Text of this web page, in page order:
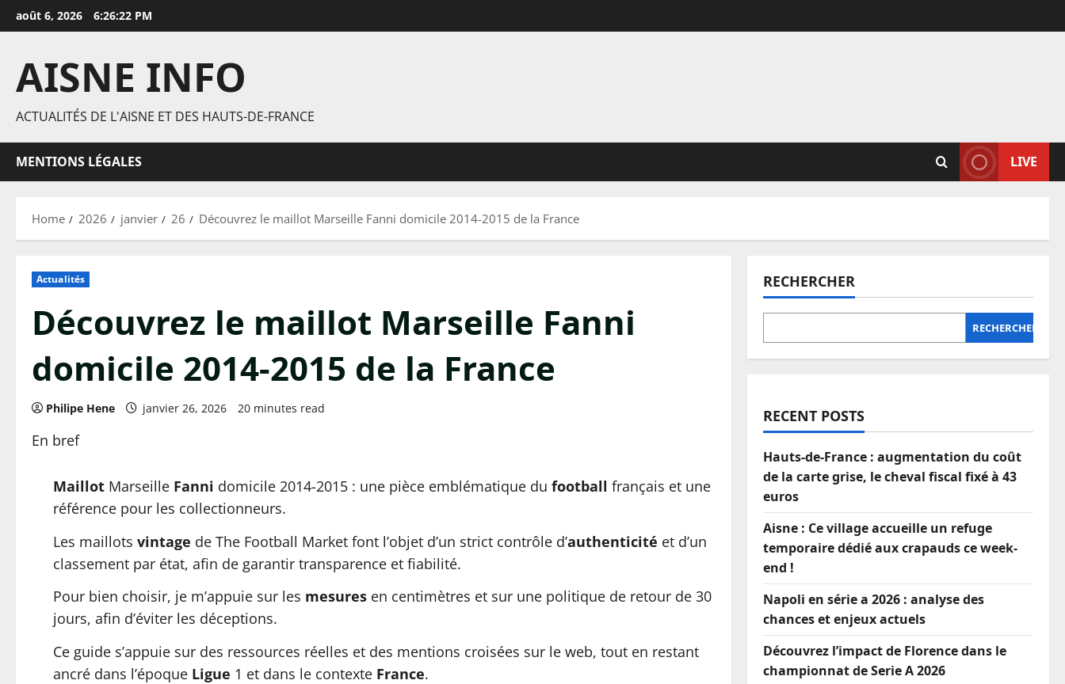
to
août 6, 2026 6:26:23 PM
AISNE INFO
ACTUALITÉS DE L'AISNE ET DES HAUTS-DE-FRANCE
MENTIONS LÉGALES LIVE
Home 2026 janvier 26 Découvrez le maillot Marseille Fanni domicile 2014-2015 de la France
Actualités
Découvrez le maillot Marseille Fanni
domicile 2014-2015 de la France
Philipe Hene janvier 26, 2026 20 minutes read
En bref
Maillot Marseille Fanni domicile 2014-2015 : une pièce emblématique du football français et une
référence pour les collectionneurs.
Les maillots vintage de The Football Market font l’objet d’un strict contrôle d’authenticité et d’un
classement par état, afin de garantir transparence et fiabilité.
Pour bien choisir, je m’appuie sur les mesures en centimètres et sur une politique de retour de 30
jours, afin d’éviter les déceptions.
Ce guide s’appuie sur des ressources réelles et des mentions croisées sur le web, tout en restant
ancré dans l’époque Ligue 1 et dans le contexte France.
RECHERCHER
RECHERCHER
RECENT POSTS
Hauts-de-France : augmentation du coût
de la carte grise, le cheval fiscal fixé à 43
euros
Aisne : Ce village accueille un refuge
temporaire dédié aux crapauds ce week-
end !
Napoli en série a 2026 : analyse des
chances et enjeux actuels
Découvrez l’impact de Florence dans le
championnat de Serie A 2026